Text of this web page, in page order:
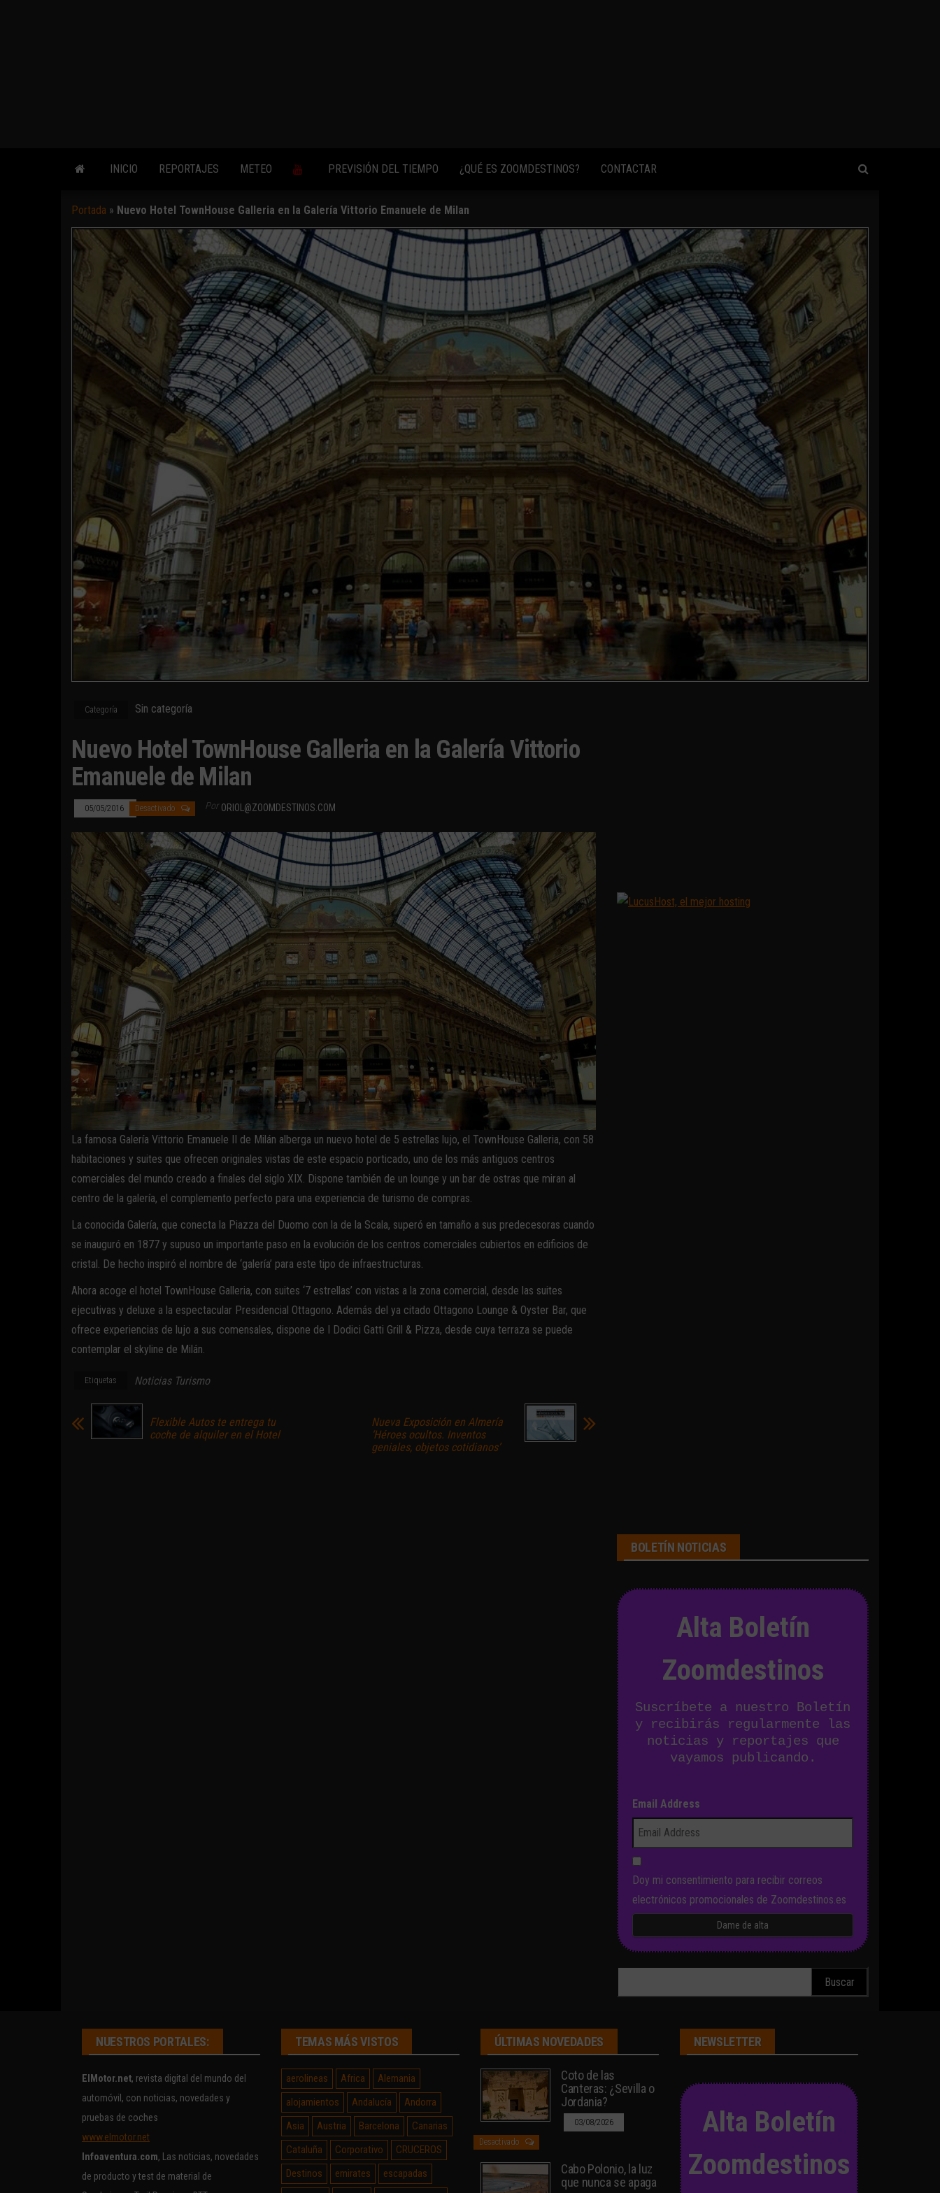
INICIO REPORTAJES METEO PREVISIÓN DEL TIEMPO ¿QUÉ ES ZOOMDESTINOS? CONTACTAR
Portada » Nuevo Hotel TownHouse Galleria en la Galería Vittorio Emanuele de Milan
Categoría Sin categoría
Nuevo Hotel TownHouse Galleria en la Galería Vittorio
Emanuele de Milan
05/05/2016 Desactivado Por ORIOL@ZOOMDESTINOS.COM
La famosa Galería Vittorio Emanuele II de Milán alberga un nuevo hotel de 5 estrellas lujo, el TownHouse Galleria, con 58
habitaciones y suites que ofrecen originales vistas de este espacio porticado, uno de los más antiguos centros
comerciales del mundo creado a finales del siglo XIX. Dispone también de un lounge y un bar de ostras que miran al
centro de la galería, el complemento perfecto para una experiencia de turismo de compras.
La conocida Galería, que conecta la Piazza del Duomo con la de la Scala, superó en tamaño a sus predecesoras cuando
se inauguró en 1877 y supuso un importante paso en la evolución de los centros comerciales cubiertos en edificios de
cristal. De hecho inspiró el nombre de ‘galería’ para este tipo de infraestructuras.
Ahora acoge el hotel TownHouse Galleria, con suites ‘7 estrellas’ con vistas a la zona comercial, desde las suites
ejecutivas y deluxe a la espectacular Presidencial Ottagono. Además del ya citado Ottagono Lounge & Oyster Bar, que
ofrece experiencias de lujo a sus comensales, dispone de I Dodici Gatti Grill & Pizza, desde cuya terraza se puede
contemplar el skyline de Milán.
Etiquetas Noticias Turismo
Flexible Autos te entrega tu
coche de alquiler en el Hotel
Nueva Exposición en Almería
‘Héroes ocultos. Inventos
geniales, objetos cotidianos’
BOLETÍN NOTICIAS
Alta Boletín
Zoomdestinos
Suscríbete a nuestro Boletín
y recibirás regularmente las
noticias y reportajes que
vayamos publicando.
Email Address
Doy mi consentimiento para recibir correos
electrónicos promocionales de Zoomdestinos.es
NUESTROS PORTALES:
ElMotor.net, revista digital del mundo del
automóvil, con noticias, novedades y
pruebas de coches
www.elmotor.net
Infoaventura.com, Las noticias, novedades
de producto y test de material de
TEMAS MÁS VISTOS
aerolineas Africa
Alemania
alojamientos
Andalucía
Andorra
Asia
Austria Barcelona
Canarias
Cataluña
Corporativo
CRUCEROS
Destinos
emirates
escapadas
ÚLTIMAS NOVEDADES
Coto de las
Canteras: ¿Sevilla o
Jordania?
03/08/2026
Desactivado
Cabo Polonio, la luz
que nunca se apaga
NEWSLETTER
Alta Boletín
Zoomdestinos